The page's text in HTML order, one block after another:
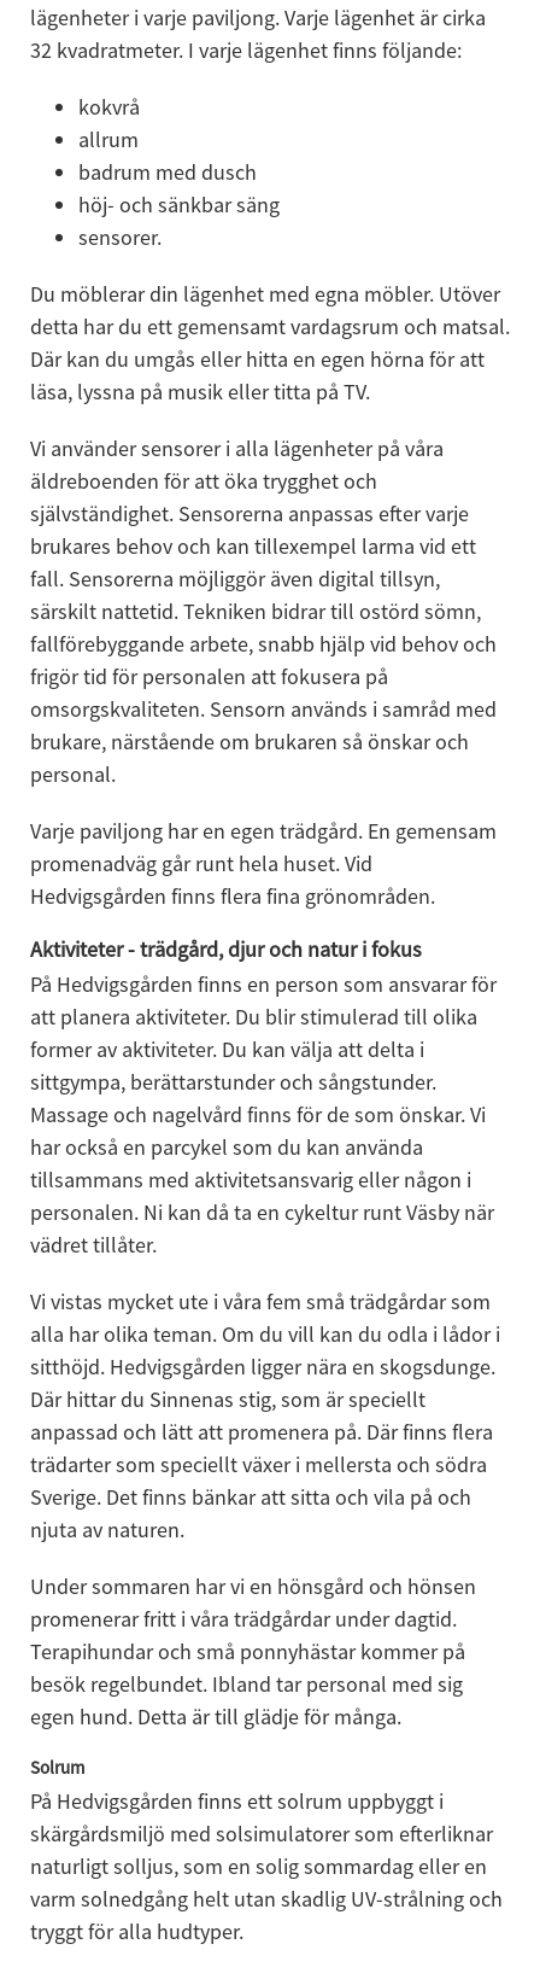
lägenheter i varje paviljong. Varje lägenhet är cirka
32 kvadratmeter. I varje lägenhet finns följande:
kokvrå
allrum
badrum med dusch
höj- och sänkbar säng
sensorer.
Du möblerar din lägenhet med egna möbler. Utöver
detta har du ett gemensamt vardagsrum och matsal.
Där kan du umgås eller hitta en egen hörna för att
läsa, lyssna på musik eller titta på TV.
Vi använder sensorer i alla lägenheter på våra
äldreboenden för att öka trygghet och
självständighet. Sensorerna anpassas efter varje
brukares behov och kan tillexempel larma vid ett
fall. Sensorerna möjliggör även digital tillsyn,
särskilt nattetid. Tekniken bidrar till ostörd sömn,
fallförebyggande arbete, snabb hjälp vid behov och
frigör tid för personalen att fokusera på
omsorgskvaliteten. Sensorn används i samråd med
brukare, närstående om brukaren så önskar och
personal.
Varje paviljong har en egen trädgård. En gemensam
promenadväg går runt hela huset. Vid
Hedvigsgården finns flera fina grönområden.
Aktiviteter - trädgård, djur och natur i fokus
På Hedvigsgården finns en person som ansvarar för
att planera aktiviteter. Du blir stimulerad till olika
former av aktiviteter. Du kan välja att delta i
sittgympa, berättarstunder och sångstunder.
Massage och nagelvård finns för de som önskar. Vi
har också en parcykel som du kan använda
tillsammans med aktivitetsansvarig eller någon i
personalen. Ni kan då ta en cykeltur runt Väsby när
vädret tillåter.
Vi vistas mycket ute i våra fem små trädgårdar som
alla har olika teman. Om du vill kan du odla i lådor i
sitthöjd. Hedvigsgården ligger nära en skogsdunge.
Där hittar du Sinnenas stig, som är speciellt
anpassad och lätt att promenera på. Där finns flera
trädarter som speciellt växer i mellersta och södra
Sverige. Det finns bänkar att sitta och vila på och
njuta av naturen.
Under sommaren har vi en hönsgård och hönsen
promenerar fritt i våra trädgårdar under dagtid.
Terapihundar och små ponnyhästar kommer på
besök regelbundet. Ibland tar personal med sig
egen hund. Detta är till glädje för många.
Solrum
På Hedvigsgården finns ett solrum uppbyggt i
skärgårdsmiljö med solsimulatorer som efterliknar
naturligt solljus, som en solig sommardag eller en
varm solnedgång helt utan skadlig UV-strålning och
tryggt för alla hudtyper.